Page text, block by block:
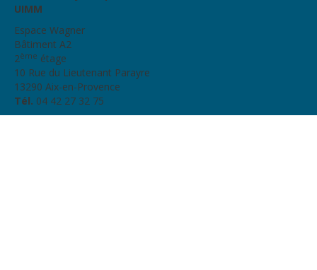
UIMM
Espace Wagner
Bâtiment A2
2ème étage
10 Rue du Lieutenant Parayre
13290 Aix-en-Provence
Tél. 04 42 27 32 75